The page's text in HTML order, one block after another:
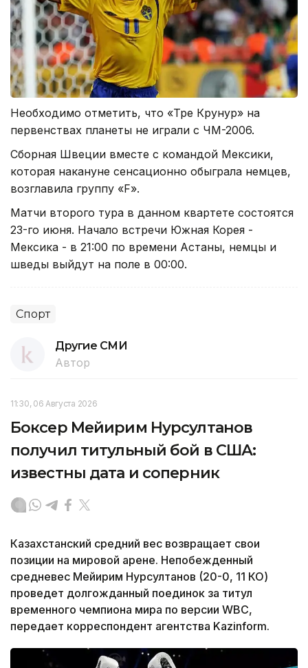
Необходимо отметить, что «Тре Крунур» на
первенствах планеты не играли с ЧМ-2006.
Сборная Швеции вместе с командой Мексики,
которая накануне сенсационно обыграла немцев,
возглавила группу «F».
Матчи второго тура в данном квартете состоятся
23-го июня. Начало встречи Южная Корея -
Мексика - в 21:00 по времени Астаны, немцы и
шведы выйдут на поле в 00:00.
Спорт
Другие СМИ
Автор
11:30, 06 Августа 2026
Боксер Мейирим Нурсултанов
получил титульный бой в США:
известны дата и соперник
Казахстанский средний вес возвращает свои
позиции на мировой арене. Непобежденный
средневес Мейирим Нурсултанов (20-0, 11 КО)
проведет долгожданный поединок за титул
временного чемпиона мира по версии WBC,
передает корреспондент агентства Kazinform.